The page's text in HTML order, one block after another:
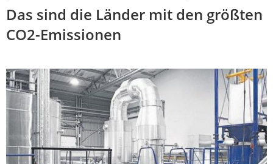
Das sind die Länder mit den größten
CO2-Emissionen